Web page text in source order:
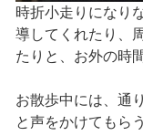
時折小走りになり
導してくれたり、
たりと、お外の時
お散歩中には、通
と声をかけてもら